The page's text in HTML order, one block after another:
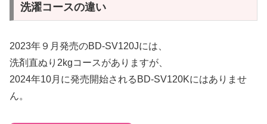
洗濯コースの違い
2023年９月発売のBD-SV120Jには、
洗剤直ぬり2kgコースがありますが、
2024年10月に発売開始されるBD-SV120Kにはありませ
ん。